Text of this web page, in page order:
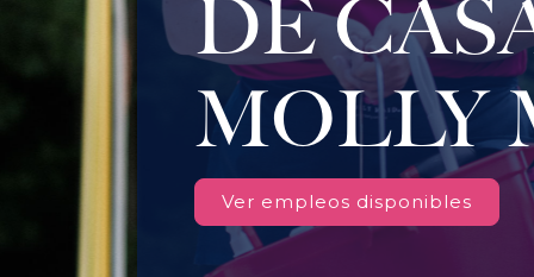
DE
MOLLY
Ver empleos disponibles